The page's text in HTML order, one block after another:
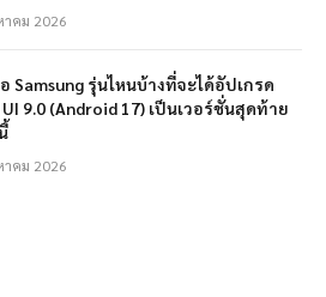
าคม 2026
Samsung รุ่นไหนบ้างที่จะได้อัปเกรด
UI 9.0 (Android 17) เป็นเวอร์ชั่นสุดท้าย
าคม 2026